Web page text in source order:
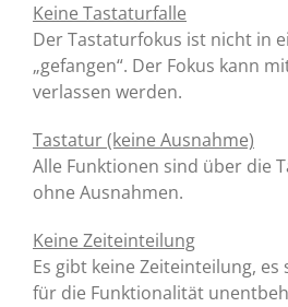
Keine Tastaturfalle
Der Tastaturfokus ist nicht in
„gefangen“. Der Fokus kann
verlassen werden.
Tastatur (keine Ausnahme)
Alle Funktionen sind über die
ohne Ausnahmen.
Keine Zeiteinteilung
Es gibt keine Zeiteinteilung, es
für die Funktionalität